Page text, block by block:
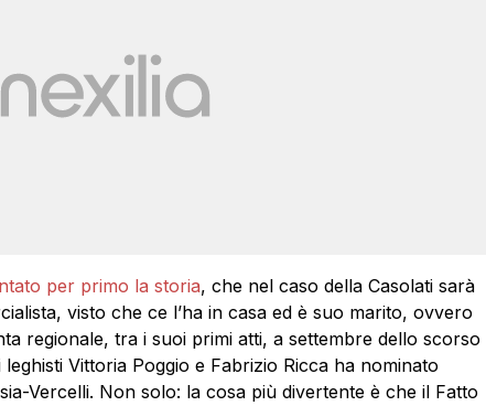
per primo la storia, che nel caso della Casolati sarà
visto che ce l’ha in casa ed è suo marito, ovvero
regionale, tra i suoi primi atti, a settembre dello scorso
Vittoria Poggio e Fabrizio Ricca ha nominato
Vercelli. Non solo: la cosa più divertente è che il Fatto